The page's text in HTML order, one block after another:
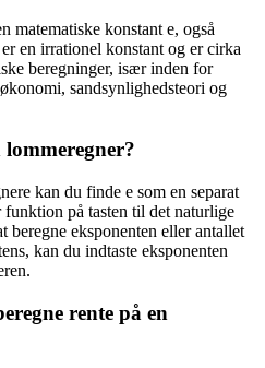
matematiske konstant e, også
en irrationel konstant og er cirka
beregninger, især inden for
sandsynlighedsteori og
kan du finde e som en separat
på tasten til det naturlige
eksponenten eller antallet
kan du indtaste eksponenten
rente på en